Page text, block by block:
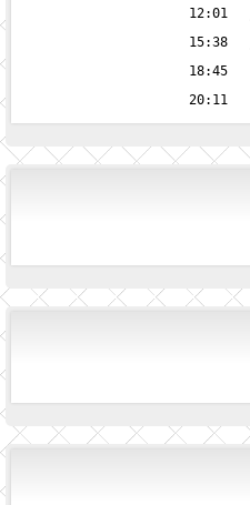
12:01
15:38
18:45
20:11